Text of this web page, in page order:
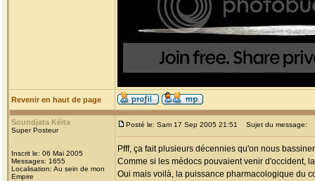
Revenir en haut de page
Soundjata Kéita
Super Posteur
Inscrit le: 06 Mai 2005
Messages: 1655
Localisation: Au sein de mon
Empire
Posté le: Sam 17 Sep 2005 21:51 Sujet du message:
Pfff, ça fait plusieurs décennies qu'on nous
Comme si les médocs pouvaient venir d'occident,
Oui mais voilà, la puissance pharmacologique du